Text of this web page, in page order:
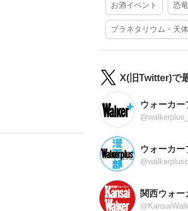
お酒イベント 恐
プラネタリウム・天
X(旧Twitter)で
ウォーカー
ウォーカー
関西ウォー